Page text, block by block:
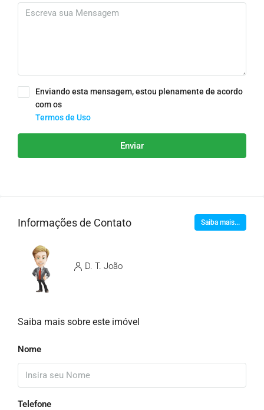
Enviando esta mensagem, estou plenamente de acordo
com os
Termos de Uso
Enviar
Informações de Contato Saiba mais...
D. T. João
Saiba mais sobre este imóvel
Nome
Telefone